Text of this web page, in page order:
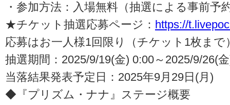
・参加方法：入場無料（抽選による事前予
★チケット抽選応募ページ： https://
応募はお一人様1回限り（チケット1枚まで
抽選期間：2025/9/19(金) 0:00～2025/9/26(
当落結果発表予定日：2025年9月29日(月)
◆『プリズム・ナナ』ステージ概要